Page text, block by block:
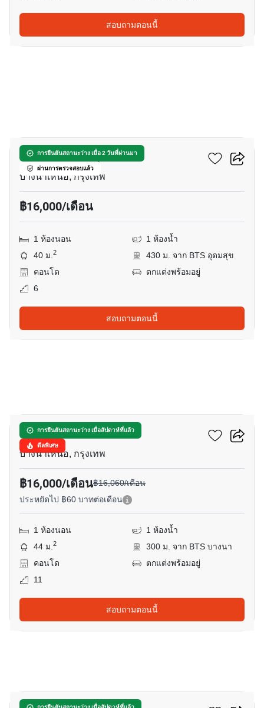
สอบถามตอนนี้
การยืนยันสถานะว่าง เมื่อ 2 วันที่ผ่านมา
ผ่านการตรวจสอบแล้ว
เซ็นทริค ซีน สุขุมวิท 64
บางนาเหนือ, กรุงเทพ
฿16,000/เดือน
1 ห้องนอน
1 ห้องน้ำ
40 ม.2
430 ม. จาก BTS อุดมสุข
คอนโด
ตกแต่งพร้อมอยู่
6
สอบถามตอนนี้
การยืนยันสถานะว่าง เมื่อสัปดาห์ที่แล้ว
ดีลพิเศษ
เดอะ โคสต์ แบงค็อก
บางนาเหนือ, กรุงเทพ
฿16,000/เดือน฿16,060/เดือน
ประหยัดไป ฿60 บาทต่อเดือน
1 ห้องนอน
1 ห้องน้ำ
44 ม.2
300 ม. จาก BTS บางนา
คอนโด
ตกแต่งพร้อมอยู่
11
สอบถามตอนนี้